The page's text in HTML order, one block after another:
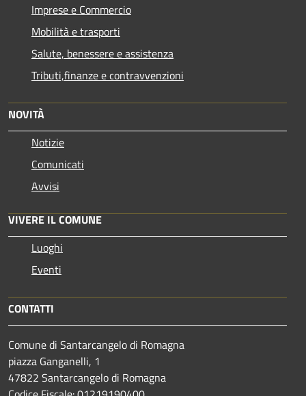
Imprese e Commercio
Mobilità e trasporti
Salute, benessere e assistenza
Tributi,finanze e contravvenzioni
NOVITÀ
Notizie
Comunicati
Avvisi
VIVERE IL COMUNE
Luoghi
Eventi
CONTATTI
Comune di Santarcangelo di Romagna
piazza Ganganelli, 1
47822 Santarcangelo di Romagna